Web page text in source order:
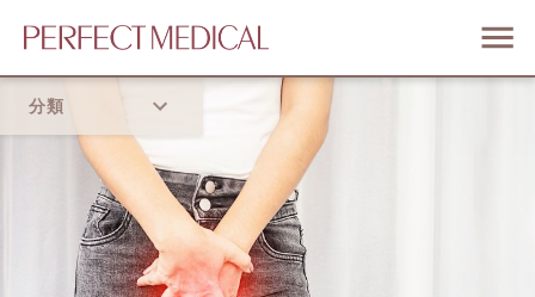
分類
首頁
流行趨勢